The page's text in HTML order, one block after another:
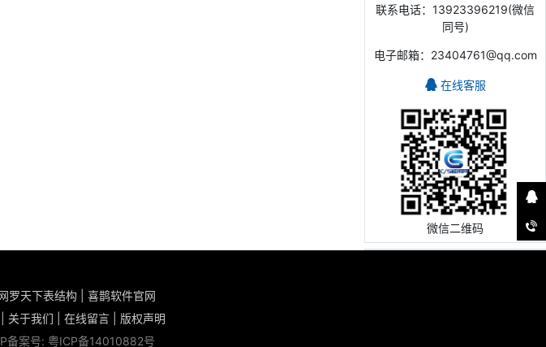
联系电话：13923396219(微信
同号)
电子邮箱：23404761@qq.com
在线客服
微信二维码
罗天下表结构
喜鹊软件官网
关于我们 在线留言
版权声明
备案号: 粤ICP备14010882号